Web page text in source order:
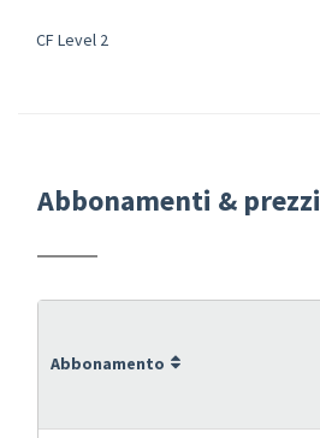
CF Level 2
Abbonamenti & prezzi
Abbonamento